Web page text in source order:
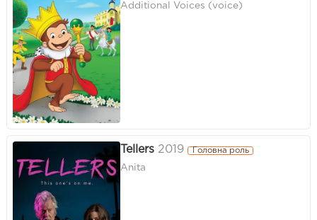
Additional Voices (voice)
Tellers 2019 Головна роль
Anita